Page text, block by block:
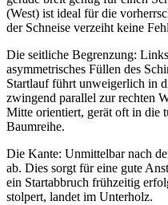
(West) ist ideal für die
der Schneise verzeiht keine
Die seitliche Begrenzung:
asymmetrisches Füllen des
Startlauf führt unweigerlich in
zwingend parallel zur rechten
Mitte orientiert, gerät oft in die
Baumreihe.
Die Kante: Unmittelbar nach
ab. Dies sorgt für eine gute
ein Startabbruch frühzeitig
stolpert, landet im Unterholz.